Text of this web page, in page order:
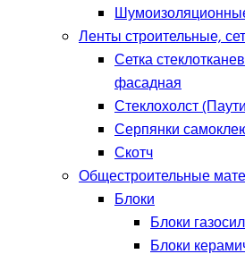
Ленты строительные,
Сетка
фасадная
Стеклохолст
Серпянки
Скотч
Общестроительные
Блоки
Блоки
Блоки